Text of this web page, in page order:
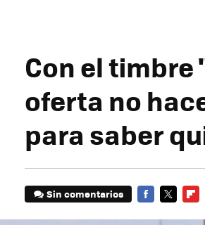
Con el
oferta no
para saber
Sin comentarios